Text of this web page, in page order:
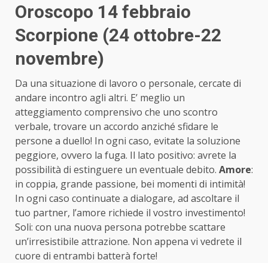
Oroscopo 14 febbraio
Scorpione (24 ottobre-22
novembre)
Da una situazione di lavoro o personale, cercate di
andare incontro agli altri. E’ meglio un
atteggiamento comprensivo che uno scontro
verbale, trovare un accordo anziché sfidare le
persone a duello! In ogni caso, evitate la soluzione
peggiore, ovvero la fuga. Il lato positivo: avrete la
possibilità di estinguere un eventuale debito. Amore:
in coppia, grande passione, bei momenti di intimità!
In ogni caso continuate a dialogare, ad ascoltare il
tuo partner, l’amore richiede il vostro investimento!
Soli: con una nuova persona potrebbe scattare
un’irresistibile attrazione. Non appena vi vedrete il
cuore di entrambi batterà forte!